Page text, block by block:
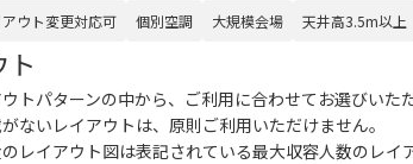
アウト変更対応可 個別空調 大規模会場 天井高3.5m以上
ト
トパターンの中から、ご利用に合わせてお選びいただ
ないレイアウトは、原則ご利用いただけません。
レイアウト図は表記されている最大収容人数のレイ